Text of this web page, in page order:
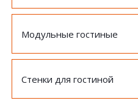
Модульные гостиные
Стенки для гостиной